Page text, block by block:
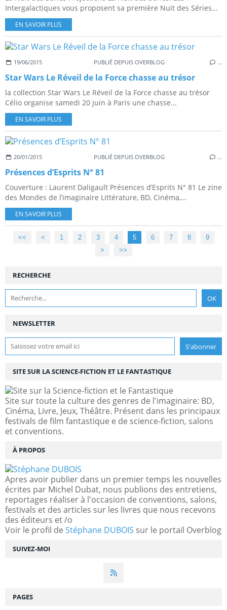
Intergalactiques vous proposent sa première Nuit des Séries...
EN SAVOIR PLUS
19/06/2015 PUBLIÉ DEPUIS OVERBLOG …
Star Wars Le Réveil de la Force chasse au trésor
la collection Star Wars Le Réveil de la Force chasse au trésor
Célio organise samedi 20 juin à Paris une chasse...
EN SAVOIR PLUS
20/01/2015 PUBLIÉ DEPUIS OVERBLOG …
Présences d’Esprits N° 81
Couverture : Laurent Daligault Présences d’Esprits N° 81 Le zine
des Mondes de l’imaginaire Littérature, BD, Cinéma,...
EN SAVOIR PLUS
<< < 1 2 3 4 5 6 7 8
9
>
>>
NEWSLETTER
SUIVEZ-MOI
RECHERCHE
SITE SUR LA SCIENCE-FICTION ET LE FANTASTIQUE
Site sur toute la culture des genres de l'imaginaire: BD,
Cinéma, Livre, Jeux, Théâtre. Présent dans les principaux
festivals de film fantastique e de science-fiction, salons
et conventions.
À PROPOS
Apres avoir publier dans un premier temps les nouvelles
écrites par Michel Dubat, nous publions des entretiens,
reportages réaliser à l'occasion de conventions, salons,
festivals et des articles sur les livres que nous recevons
des éditeurs et /o
Voir le profil de Stéphane DUBOIS sur le portail Overblog
PAGES